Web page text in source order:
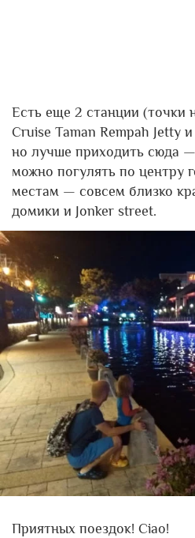
Есть еще 2 станции (точки
Cruise Taman Rempah Jetty
но лучше приходить сюда
можно погулять по центру
местам — совсем близко
домики и Jonker street.
Приятных поездок! Ciao!